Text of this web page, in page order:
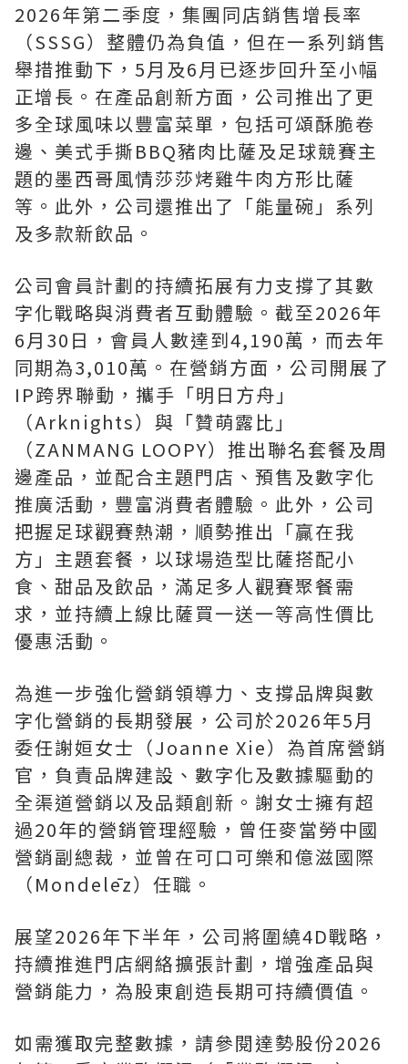
2026年第二季度，集團同店銷售增長率
（SSSG）整體仍為負值，但在一系列銷售
舉措推動下，5月及6月已逐步回升至小幅
正增長。在產品創新方面，公司推出了更
多全球風味以豐富菜單，包括可頌酥脆卷
邊、美式手撕BBQ豬肉比薩及足球競賽主
題的墨西哥風情莎莎烤雞牛肉方形比薩
等。此外，公司還推出了 「能量碗 」 系列
及多款新飲品。
公司會員計劃的持續拓展有力支撐了其數
字化戰略與消費者互動體驗。截至2026年
6月30日，會員人數達到4,190萬，而去年
同期為3,010萬。在營銷方面，公司開展了
IP跨界聯動，攜手 「明日方舟 」
（Arknights）與 「贊萌露比 」
（ZANMANG LOOPY）推出聯名套餐及周
邊產品，並配合主題門店、預售及數字化
推廣活動，豐富消費者體驗。此外，公司
把握足球觀賽熱潮，順勢推出 「贏在我
方 」 主題套餐，以球場造型比薩搭配小
食、甜品及飲品，滿足多人觀賽聚餐需
求，並持續上線比薩買一送一等高性價比
優惠活動。
為進一步強化營銷領導力、支撐品牌與數
字化營銷的長期發展，公司於2026年5月
委任謝姮女士（Joanne Xie）為首席營銷
官，負責品牌建設、數字化及數據驅動的
全渠道營銷以及品類創新。謝女士擁有超
過20年的營銷管理經驗，曾任麥當勞中國
營銷副總裁，並曾在可口可樂和億滋國際
（Mondelēz）任職。
展望2026年下半年，公司將圍繞4D戰略，
持續推進門店網絡擴張計劃，增強產品與
營銷能力，為股東創造長期可持續價值。
如需獲取完整數據，請參閱達勢股份2026